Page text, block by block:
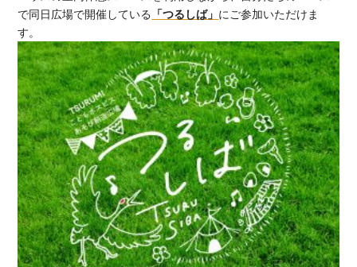
で同日広場で開催している 「つるしば」 にご参加いただけま
す。